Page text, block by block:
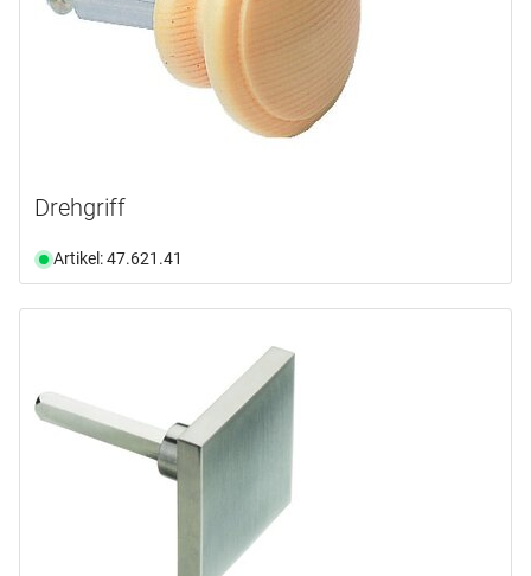
Drehgriff
Artikel: 47.621.41